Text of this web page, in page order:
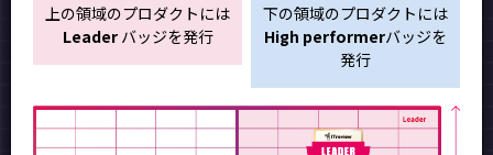
上の領域のプロダクトには
Leaderバッジを発行
下の領域のプロダクトには
High performerバッジを
発行